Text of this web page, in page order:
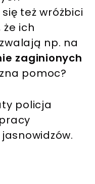
też wróżbici
ich
np. na
zaginionych
pomoc?
policja